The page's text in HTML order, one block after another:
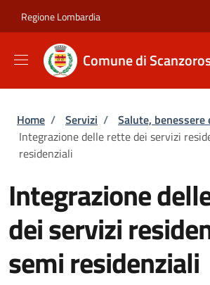
Regione Lombardia
Comune di
Briciole di pane
Home / Servizi / Salute, benessere
Integrazione delle rette dei servizi
residenziali
Integrazione
dei servizi
semi residenziali